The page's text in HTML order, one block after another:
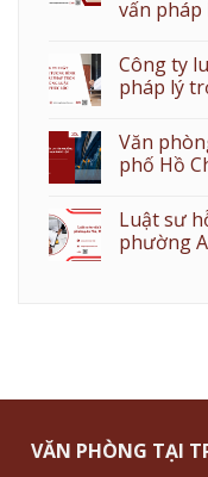
vấn pháp
Công ty
pháp lý
Văn
phố Hồ
Luật sư
phường
VĂN PHÒNG TẠI